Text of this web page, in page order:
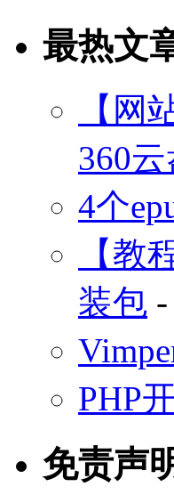
最热文
【网
360云
4个
【教
装包
PHP
免责声